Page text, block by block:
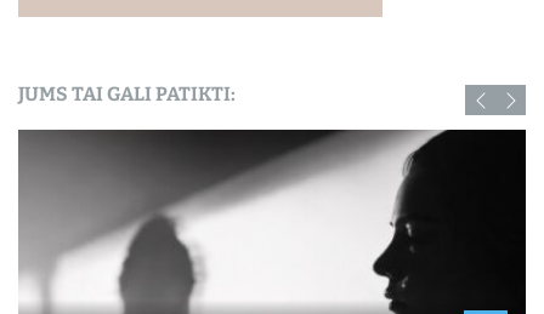
JUMS TAI GALI PATIKTI: